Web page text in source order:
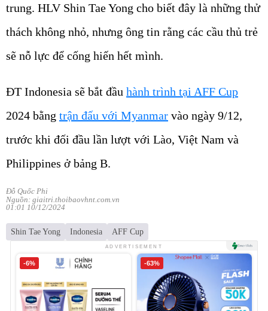
trung. HLV Shin Tae Yong cho biết đây là những thử
thách không nhỏ, nhưng ông tin rằng các cầu thủ trẻ
sẽ nỗ lực để cống hiến hết mình.
ĐT Indonesia sẽ bắt đầu hành trình tại AFF Cup
2024 bằng trận đấu với Myanmar vào ngày 9/12,
trước khi đối đầu lần lượt với Lào, Việt Nam và
Philippines ở bảng B.
Đỗ Quốc Phi
Nguồn: giaitri.thoibaovhnt.com.vn
01:01 10/12/2024
Shin Tae Yong Indonesia AFF Cup
ADVERTISEMENT
-6% -63%